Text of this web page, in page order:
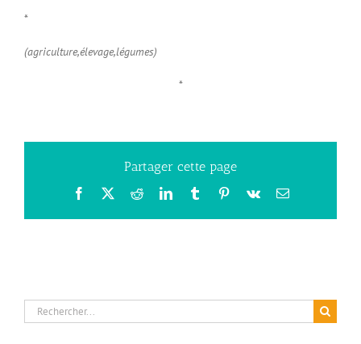
*
(agriculture,élevage,légumes)
*
Partager cette page
Facebook
X RedditLinkedInTumblrPinterest
Vk Email
Rechercher: